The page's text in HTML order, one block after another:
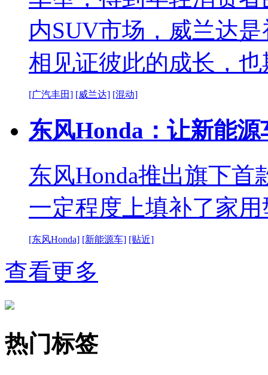
内SUV市场，威兰达
相见证彼此的成长，
[广汽丰田] [威兰达] [混动]
东风Honda：让新能
东风Honda推出旗下首
一定程度上填补了家
[东风Honda] [新能源车] [贴近]
查看更多
热门标签